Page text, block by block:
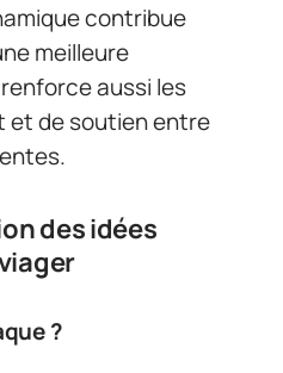
contribue
meilleure
aussi les
et de soutien entre
des idées
?